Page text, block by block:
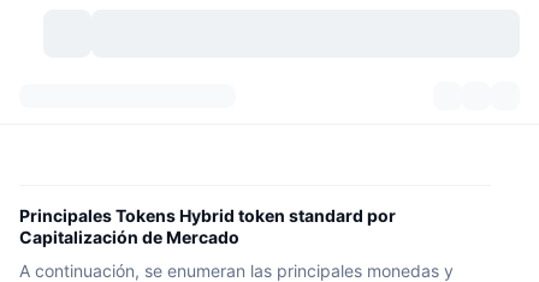
Visión general del mercado
Exchanges
Principales Tokens Hybrid token standard por
Capitalización de Mercado
A continuación, se enumeran las principales monedas y